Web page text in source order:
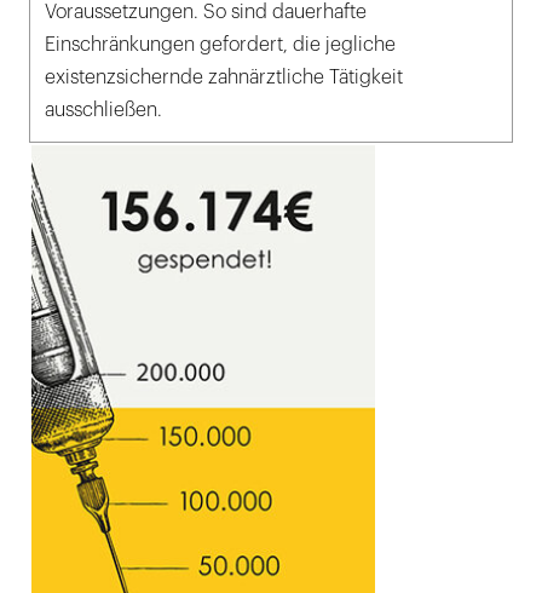
Voraussetzungen. So sind dauerhafte
Einschränkungen gefordert, die jegliche
existenzsichernde zahnärztliche Tätigkeit
ausschließen.